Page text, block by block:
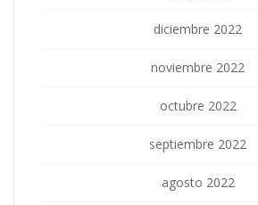
diciembre 2022
noviembre 2022
octubre 2022
septiembre 2022
agosto 2022